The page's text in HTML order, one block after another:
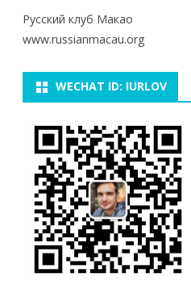
Русский клуб Макао
www.russianmacau.org
WECHAT ID: IURLOV